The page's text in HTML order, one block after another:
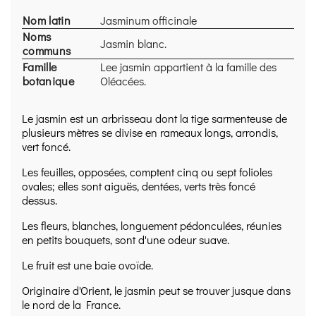
Nom latin
Jasminum officinale
Noms
communs
Jasmin blanc.
Famille
botanique
Lee jasmin appartient à la famille des
Oléacées.
Le jasmin est un arbrisseau dont la tige sarmenteuse de
plusieurs mètres se divise en rameaux longs, arrondis,
vert foncé.
Les feuilles, opposées, comptent cinq ou sept folioles
ovales; elles sont aiguës, dentées, verts très foncé
dessus.
Les fleurs, blanches, longuement pédonculées, réunies
en petits bouquets, sont d'une odeur suave.
Le fruit est une baie ovoïde.
Originaire d'Orient, le jasmin peut se trouver jusque dans
le nord de la France.
Méthode :
Contenu basé sur des sources de
référence en phytothérapie et herboristerie (ex.
EMA/HMPC, OMS/WHO, ESCOP, publications et
bases institutionnelles), rédigé avec une approche
prudente, transparente et sourcée.
Qualité & traçabilité :
maîtrise du stockage et du conditionnement).
BIO : EntreprisecertifiéeparFoodChain ID(les
produits BIO sont identifiés sur leur fiche).
Depuis 2011,
l’Herboristerie du Valmont construit
une réputation de qualité et de fiabilité en
herboristerie, avec une exigence constante sur la
sélection des plantes et l’information fournie.